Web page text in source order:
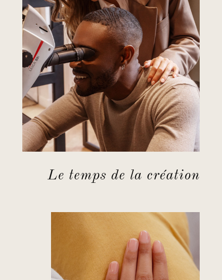
Le temps de la création